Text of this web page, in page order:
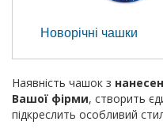
Новорічні чашки
Наявність чашок з
Вашої фірми, створить
підкреслить особливий